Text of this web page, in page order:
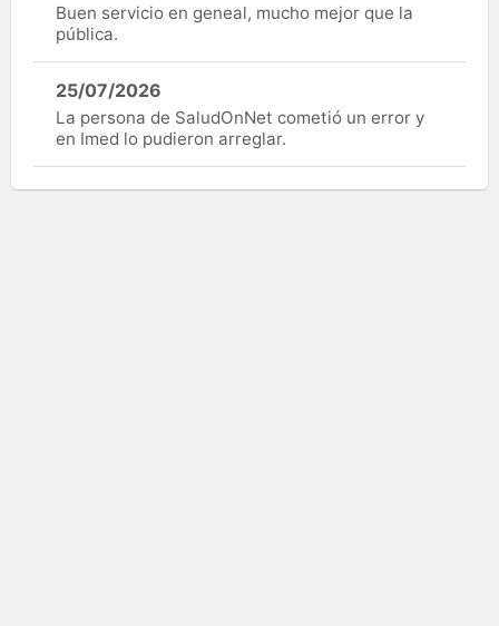
Buen servicio en geneal, mucho mejor que la
pública.
25/07/2026
La persona de SaludOnNet cometió un error y
en Imed lo pudieron arreglar.